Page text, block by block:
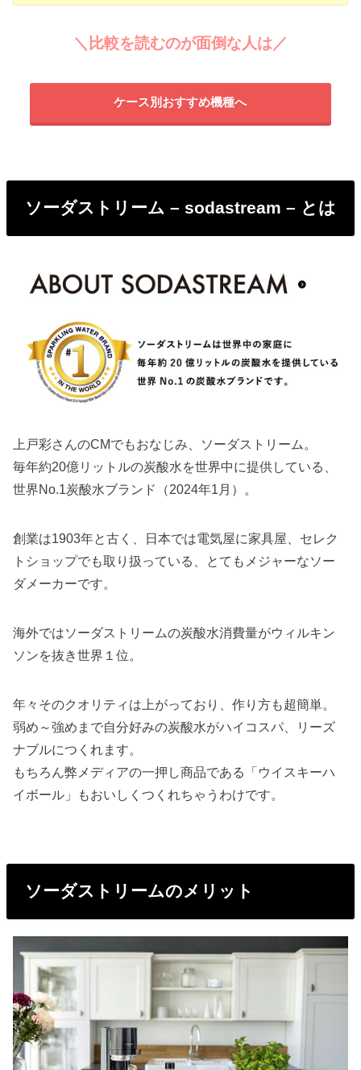
詳しくはこちらから
＼比較を読むのが面倒な人は／
ケース別おすすめ機種へ
ソーダストリーム – sodastream – とは
上戸彩さんのCMでもおなじみ、ソーダストリーム。
毎年約20億リットルの炭酸水を世界中に提供している、
世界No.1炭酸水ブランド（2024年1月）。
創業は1903年と古く、日本では電気屋に家具屋、セレク
トショップでも取り扱っている、とてもメジャーなソー
ダメーカーです。
海外ではソーダストリームの炭酸水消費量がウィルキン
ソンを抜き世界１位。
年々そのクオリティは上がっており、作り方も超簡単。
弱め～強めまで自分好みの炭酸水がハイコスパ、リーズ
ナブルにつくれます。
もちろん弊メディアの一押し商品である「ウイスキーハ
イボール」もおいしくつくれちゃうわけです。
ソーダストリームのメリット